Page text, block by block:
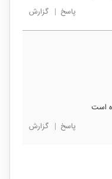
پاسخ | گزارش
پاسخ | گزارش